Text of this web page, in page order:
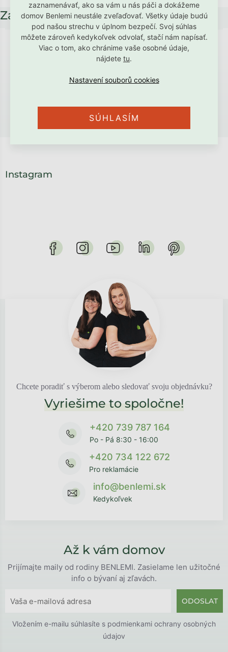
zaznamenávať, ako sa vám u nás páči a dokážeme
domov Benlemi neustále zveľaďovať. Všetky údaje budú
pod našou strechu v úplnom bezpečí. Svoj súhlas
môžete zároveň kedykoľvek odvolať, stačí nám napísať.
Viac o tom, ako chránime vaše osobné údaje,
nájdete tu.
SÚHLASÍM
Zápätie
Hodnotenie od spokojných rodičov a
→ Zobraziť všetky referencie
Instagram
Chcete poradiť s výberom alebo sledovať svoju objednávku?
Vyriešime to spoločne!
+420 739 787 164
Po - Pá 8:30 - 16:00
+420 734 122 672
Pro reklamácie
info@benlemi.sk
Kedykoľvek
Až k vám domov
Prijímajte maily od rodiny BENLEMI. Zasielame len užitočné
info o bývaní aj zľavách.
ODOSLAT
Vložením e-mailu súhlasíte s podmienkami ochrany osobných
údajov